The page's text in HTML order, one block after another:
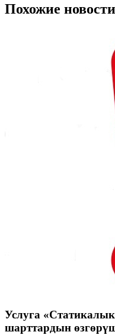
Похожие новости
Услуга
шарттардын